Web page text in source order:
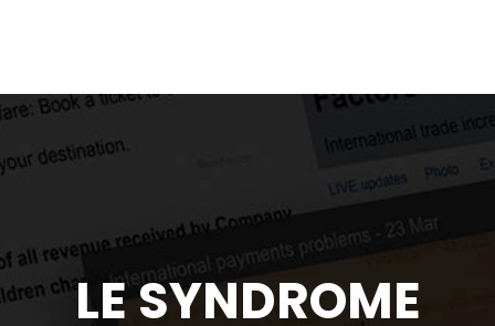
LE SYNDROME